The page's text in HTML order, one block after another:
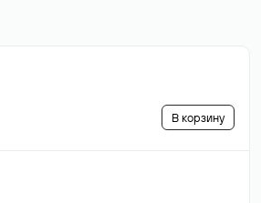
В корзину